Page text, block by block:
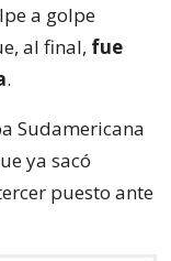
a golpe
al final, fue
.
Sudamericana
ya sacó
puesto ante